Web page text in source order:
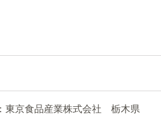
東京食品産業株式会社 栃木県